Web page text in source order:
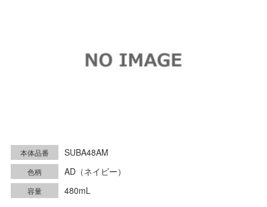
本体品番 SUBA48AM
色柄 AD（ネイビー）
容量
480mL